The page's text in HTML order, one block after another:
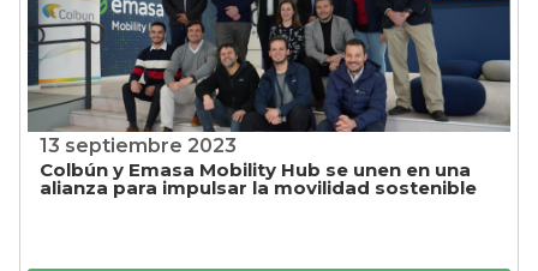
13 septiembre 2023
Colbún y Emasa Mobility Hub se unen en una
alianza para impulsar la movilidad sostenible